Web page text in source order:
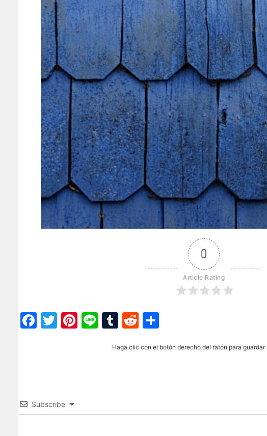
0
Article Rating
Facebook
Twitter
Pinterest
LineTumblr
Reddit
Haga clic con el botón derecho del ratón para guardar
Subscribe